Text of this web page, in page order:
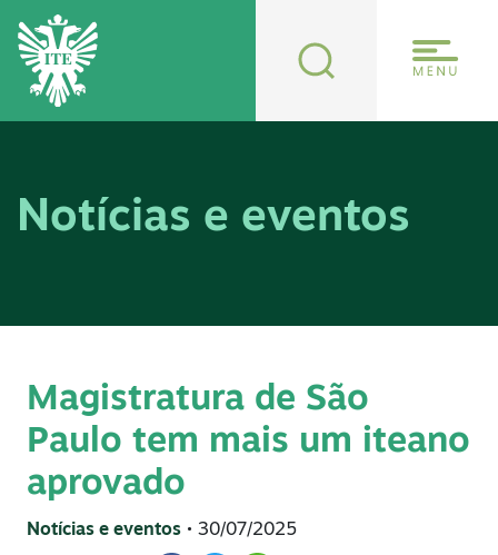
Notícias e eventos
Magistratura de São
Paulo tem mais um iteano
aprovado
Notícias e eventos • 30/07/2025